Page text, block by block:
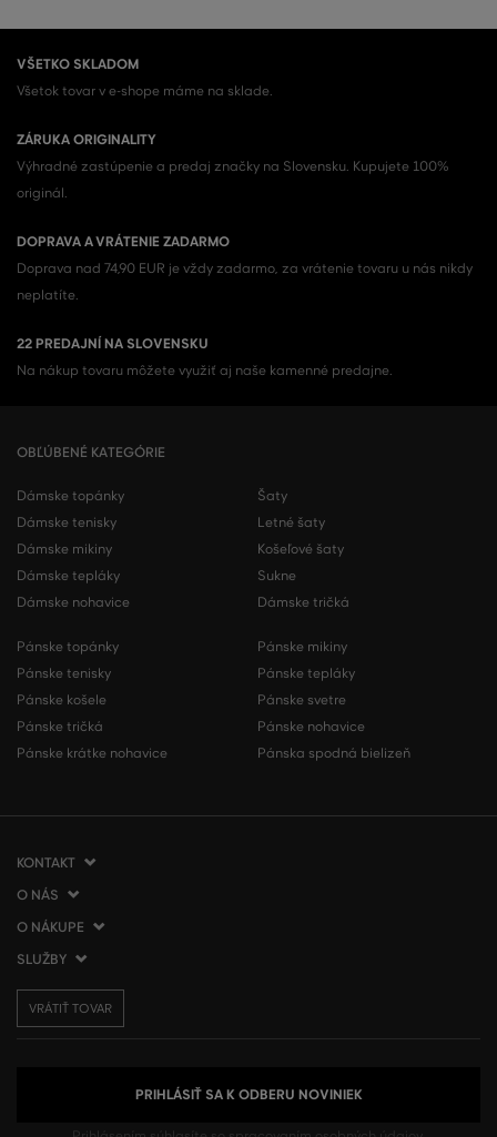
VŠETKO SKLADOM
Všetok tovar v e-shope máme na sklade.
ZÁRUKA ORIGINALITY
Výhradné zastúpenie a predaj značky na Slovensku. Kupujete 100%
originál.
DOPRAVA A VRÁTENIE ZADARMO
Doprava nad 74,90 EUR je vždy zadarmo, za vrátenie tovaru u nás nikdy
neplatíte.
22 PREDAJNÍ NA SLOVENSKU
Na nákup tovaru môžete využiť aj naše kamenné predajne.
OBĽÚBENÉ KATEGÓRIE
Dámske topánky
Dámske tenisky
Dámske mikiny
Dámske tepláky
Dámske nohavice
Šaty
Letné šaty
Košeľové šaty
Sukne
Dámske tričká
Pánske topánky
Pánske tenisky
Pánske košele
Pánske tričká
Pánske krátke nohavice
Pánske mikiny
Pánske tepláky
Pánske svetre
Pánske nohavice
Pánska spodná bielizeň
KONTAKT
VERMONT Services Slovakia s. r. o.
Vlčie hrdlo 53
tel.:+421 2 3500 3000
info@gant.sk
O NÁS
O spoločnosti
Kontakt
Affiliate program
O NÁKUPE
Ako nakupovať
Vrátenie tovaru
Spracovanie osobných údajov
SLUŽBY
Doprava a platba
Darčekové poukážky
VRÁTIŤ TOVAR
PRIHLÁSIŤ SA K ODBERU NOVINIEK